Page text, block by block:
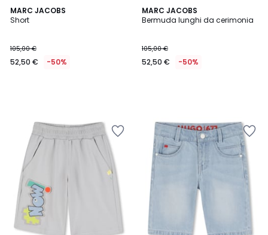
MARC JACOBS
Short
105,00 €
52,50 € -50%
MARC JACOBS
Bermuda lunghi da cerimonia
105,00 €
52,50 € -50%